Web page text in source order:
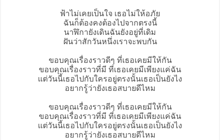
ฟ้าไม่เคยเป็นใจ เธอไม่ให้อภัย
ฉันก็ต้องคงต้องไปจากตรงนี้
นาฬิกายังเดินฉันยังอยู่ที่เดิม
ฝันว่าสักวันหนึ่งเราจะพบกัน
ขอบคุณเรื่องราวดีๆ ที่เธอเคยมีให้กัน
ขอบคุณเรื่องราวที่มี ที่เธอเคยมีเพียงแค่ฉัน
แต่วันนี้เธอไปกับใครอยู่ตรงนั้นเธอเป็นยังไง
อยากรู้ว่ายังเธอสบายดีไหม
ขอบคุณเรื่องราวดีๆ ที่เธอเคยมีให้กัน
ขอบคุณเรื่องราวที่มี ที่เธอเคยมีเพียงแค่ฉัน
แต่วันนี้เธอไปกับใครอยู่ตรงนั้นเธอเป็นยังไง
อยากรู้ว่ายังเธอสบายดีไหม